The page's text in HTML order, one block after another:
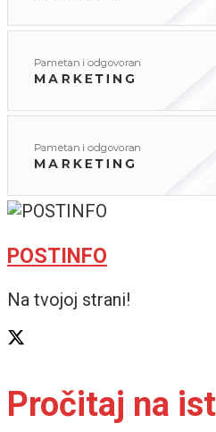
POSTINFO
Na tvojoj strani!
Pročitaj na